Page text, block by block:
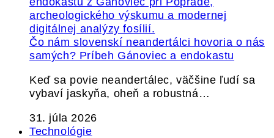
Čo nám slovenskí neandertálci hovoria o nás
samých? Príbeh Gánoviec a endokastu
Keď sa povie neandertálec, väčšine ľudí sa
vybaví jaskyňa, oheň a robustná…
31. júla 2026
Technológie